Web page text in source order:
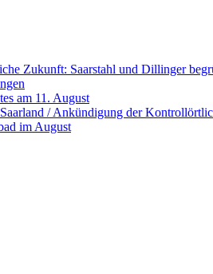
Zukunft: Saarstahl und Dillinger
am 11. August
/ Ankündigung der
im August